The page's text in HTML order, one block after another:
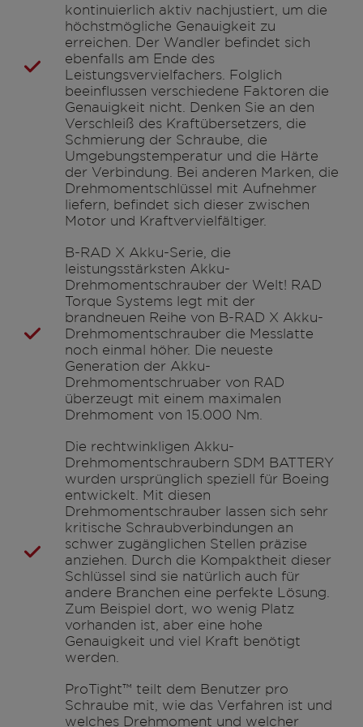
kontinuierlich aktiv nachjustiert, um die
höchstmögliche Genauigkeit zu
erreichen. Der Wandler befindet sich
ebenfalls am Ende des
Leistungsvervielfachers. Folglich
beeinflussen verschiedene Faktoren die
Genauigkeit nicht. Denken Sie an den
Verschleiß des Kraftübersetzers, die
Schmierung der Schraube, die
Umgebungstemperatur und die Härte
der Verbindung. Bei anderen Marken, die
Drehmomentschlüssel mit Aufnehmer
liefern, befindet sich dieser zwischen
Motor und Kraftvervielfältiger.
B-RAD X Akku-Serie, die
leistungsstärksten Akku-
Drehmomentschrauber der Welt! RAD
Torque Systems legt mit der
brandneuen Reihe von B-RAD X Akku-
Drehmomentschrauber die Messlatte
noch einmal höher. Die neueste
Generation der Akku-
Drehmomentschruaber von RAD
überzeugt mit einem maximalen
Drehmoment von 15.000 Nm.
Die rechtwinkligen Akku-
Drehmomentschraubern SDM BATTERY
wurden ursprünglich speziell für Boeing
entwickelt. Mit diesen
Drehmomentschrauber lassen sich sehr
kritische Schraubverbindungen an
schwer zugänglichen Stellen präzise
anziehen. Durch die Kompaktheit dieser
Schlüssel sind sie natürlich auch für
andere Branchen eine perfekte Lösung.
Zum Beispiel dort, wo wenig Platz
vorhanden ist, aber eine hohe
Genauigkeit und viel Kraft benötigt
werden.
ProTight™ teilt dem Benutzer pro
Schraube mit, wie das Verfahren ist und
welches Drehmoment und welcher